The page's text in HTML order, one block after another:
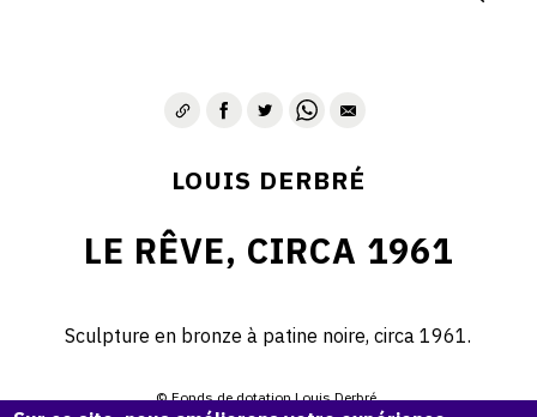
LOUIS DERBRÉ
LE RÊVE, CIRCA 1961
Sculpture en bronze à patine noire, circa 1961.
© Fonds de dotation Louis Derbré.